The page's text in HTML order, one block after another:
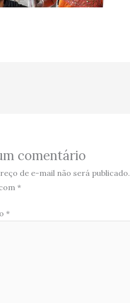
comentário
de e-mail não será publicado.
*
*